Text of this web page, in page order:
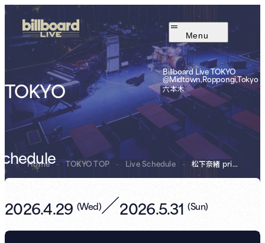
Menu
TOKYO
Billboard Live TOKYO
@Midtown,Roppongi,Tokyo
六本木
Home - TOKYO TOP - Live Schedule - 松下奈緒 prime nigh...
2026.4.29 (Wed)／2026.5.31 (Sun)